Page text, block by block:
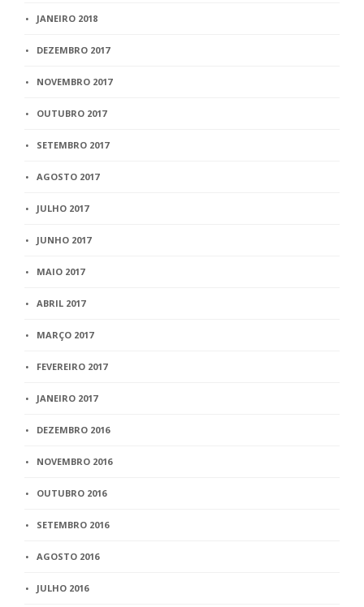
JANEIRO 2018
DEZEMBRO 2017
NOVEMBRO 2017
OUTUBRO 2017
SETEMBRO 2017
AGOSTO 2017
JULHO 2017
JUNHO 2017
MAIO 2017
ABRIL 2017
MARÇO 2017
FEVEREIRO 2017
JANEIRO 2017
DEZEMBRO 2016
NOVEMBRO 2016
OUTUBRO 2016
SETEMBRO 2016
AGOSTO 2016
JULHO 2016